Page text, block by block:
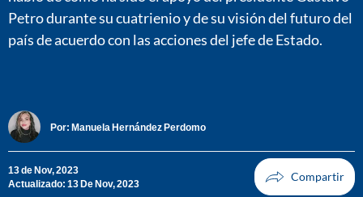
Petro durante su cuatrienio y de su visión del futuro del
país de acuerdo con las acciones del jefe de Estado.
Por: Manuela Hernández Perdomo
13 de Nov, 2023
Actualizado: 13 De Nov, 2023